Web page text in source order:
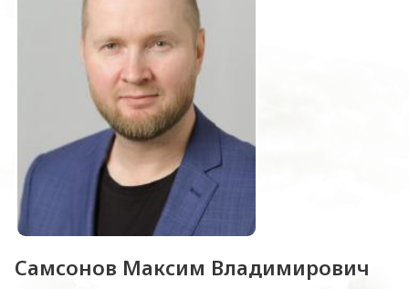
Самсонов Максим Владимирович